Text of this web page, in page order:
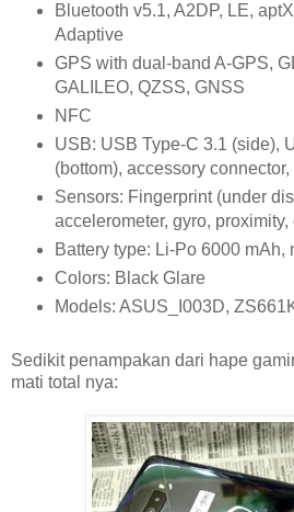
Bluetooth v5.1, A2DP, LE,
Adaptive
GPS with dual-band A-GPS,
GALILEO, QZSS, GNSS
NFC
USB: USB Type-C 3.1 (side),
(bottom), accessory
Sensors: Fingerprint (under
accelerometer, gyro, proximity,
Battery type: Li-Po 6000 mAh,
Colors: Black Glare
Models: ASUS_I003D,
Sedikit penampakan dari hape
mati total nya: